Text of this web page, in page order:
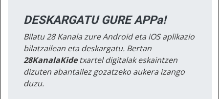
DESKARGATU GURE APPa!
Bilatu 28 Kanala zure Android eta iOS aplikazio
bilatzailean eta deskargatu. Bertan
28KanalaKidetxartel digitalak eskaintzen
dizuten abantailez gozatzeko aukera izango
duzu.